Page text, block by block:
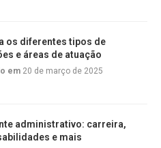
os diferentes tipos de
e áreas de atuação
em 20 de março de 2025
administrativo: carreira,
e mais